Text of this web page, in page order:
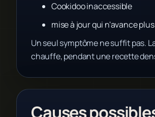
Cookidoo inaccessible
mise à jour qui n'avance plus
Un seul symptôme ne suffit pas.
chauffe, pendant une recette